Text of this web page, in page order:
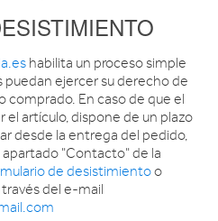
habilita un proceso simple
puedan ejercer su derecho de
En caso de que el
el artículo, dispone de un plazo
desde la entrega del pedido,
"Contacto" de la
de desistimientoo
del e-mail